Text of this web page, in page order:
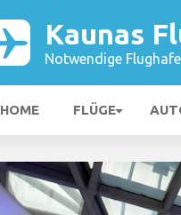
Kaunas
Notwendige
HOME FLÜGE